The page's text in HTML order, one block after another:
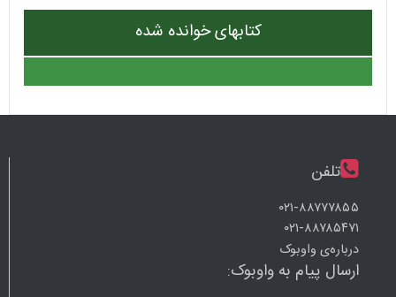
کتابهای خوانده شده
تلفن
۰۲۱-۸۸۷۷۷۸۵۵
۰۲۱-۸۸۷۸۵۴۷۱
درباره‌ی واوبوک
ارسال پیام به واوبوک: